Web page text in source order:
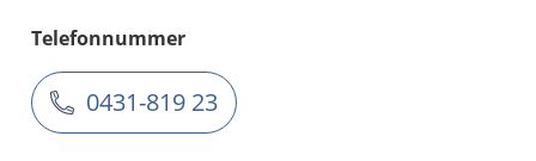
Telefonnummer
0431-819 23